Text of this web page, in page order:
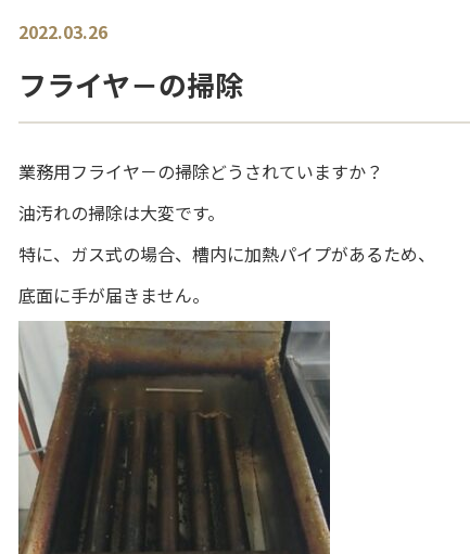
2022.03.26
フライヤ－の掃除
業務用フライヤ－の掃除どうされていますか？
油汚れの掃除は大変です。
特に、ガス式の場合、槽内に加熱パイプがあるため、
底面に手が届きません。